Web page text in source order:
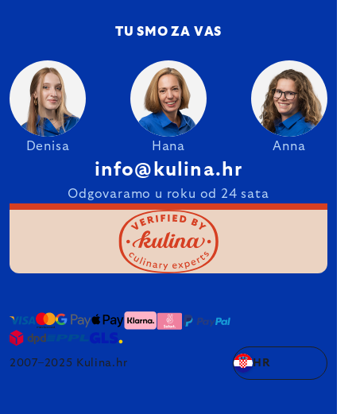
TU SMO ZA VAS
Denisa Hana Anna
info@kulina.hr
Odgovaramo u roku od 24 sata
2007–2025 Kulina.hr HR